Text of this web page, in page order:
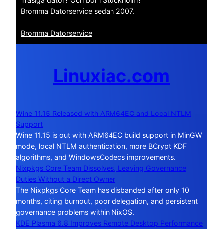
Bromma Datorservice sedan 2007.
Bromma Datorservice
Linuxiac.com
Wine 11.15 Released with ARM64EC and Local NTLM
Support
Wine 11.15 is out with ARM64EC build support in MinGW
mode, local NTLM authentication, more BCrypt KDF
algorithms, and WindowsCodecs improvements.
Nixpkgs Core Team Dissolves, Leaving Governance
Duties Without a Direct Owner
The Nixpkgs Core Team has disbanded after only 10
months, citing burnout, poor delegation, and persistent
governance problems within NixOS.
KDE Plasma 6.8 Improves Remote Desktop Performance